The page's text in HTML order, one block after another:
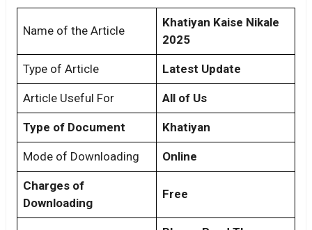
Name of the Article
Khatiyan Kaise Nikale
2025
Type of Article Latest Update
Article Useful For All of Us
Type of Document Khatiyan
Mode of Downloading Online
Charges of
Downloading
Free